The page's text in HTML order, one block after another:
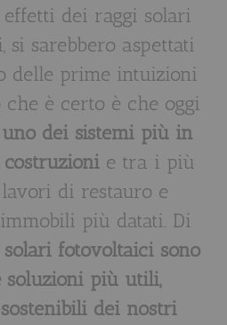
dei raggi solari
sarebbero aspettati
delle prime intuizioni
è certo è che oggi
dei sistemi più in
e tra i più
di restauro e
più datati. Di
fotovoltaici sono
soluzioni più utili,
dei nostri